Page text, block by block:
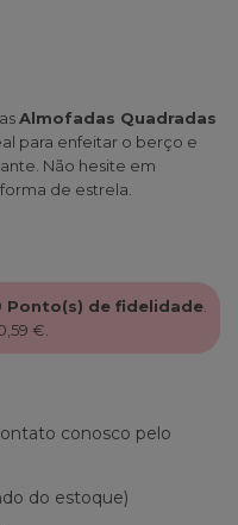
Almofadas Quadradas
para enfeitar o berço e
Não hesite em
de estrela.
Ponto(s) de fidelidade
€
conosco pelo
do estoque)